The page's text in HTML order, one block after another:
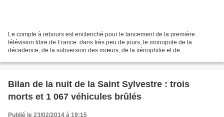
Le compte à rebours est enclenché pour le lancement de la première
télévision libre de France. dans très peu de jours, le monopole de la
décadence, de la subversion des mœurs, de la xénophilie et de
Bilan de la nuit de la Saint Sylvestre : trois
morts et 1 067 véhicules brûlés
Publié le 23/02/2014 à 19:15